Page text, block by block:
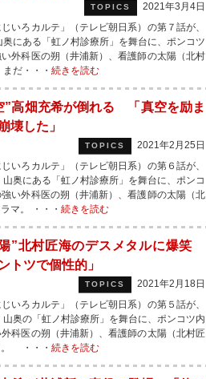
TOPICS
2021年3月4日
いろカルテ」（テレビ朝日系）の第７話が、
にある「虹ノ村診療所」を舞台に、ポンコツ
外科医の朔（井浦新）、看護師の太陽（北村
だ・・・ 続きを読む
”高畑充希が倒れる 「真空を励ま
壊した」
TOPICS
2021年2月25日
いろカルテ」（テレビ朝日系）の第６話が、
奥にある「虹ノ村診療所」を舞台に、ポンコ
い外科医の朔（井浦新）、看護師の太陽（北
マ。 ・・・ 続きを読む
”北村匠海のデスメタルに爆笑
トツで個性的」
TOPICS
2021年2月18日
いろカルテ」（テレビ朝日系）の第５話が、
奥の「虹ノ村診療所」を舞台に、ポンコツ内
科医の朔（井浦新）、看護師の太陽（北村匠
。 ・・・ 続きを読む